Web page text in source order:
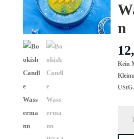
n
Kein
UStG.
Candle